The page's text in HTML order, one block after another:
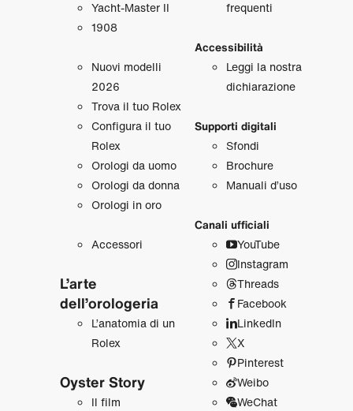
Yacht‑Master II
1908
Nuovi modelli
2026
Trova il tuo Rolex
Configura il tuo
Rolex
Orologi da uomo
Orologi da donna
Orologi in oro
Accessori
L’arte
dell’orologeria
L’anatomia di un
Rolex
Oyster Story
Il film
frequenti
Accessibilità
Leggi la nostra
dichiarazione
Supporti digitali
Sfondi
Brochure
Manuali d’uso
Canali ufficiali
YouTube
Instagram
Threads
Facebook
LinkedIn
X
Pinterest
Weibo
WeChat